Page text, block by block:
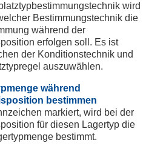
wird
Bestimmungstechnik die
während der
erfolgen soll. Es ist
der Konditionstechnik und
auszuwählen.
während
bestimmen
markiert, wird bei der
für diesen Lagertyp die
bestimmt.